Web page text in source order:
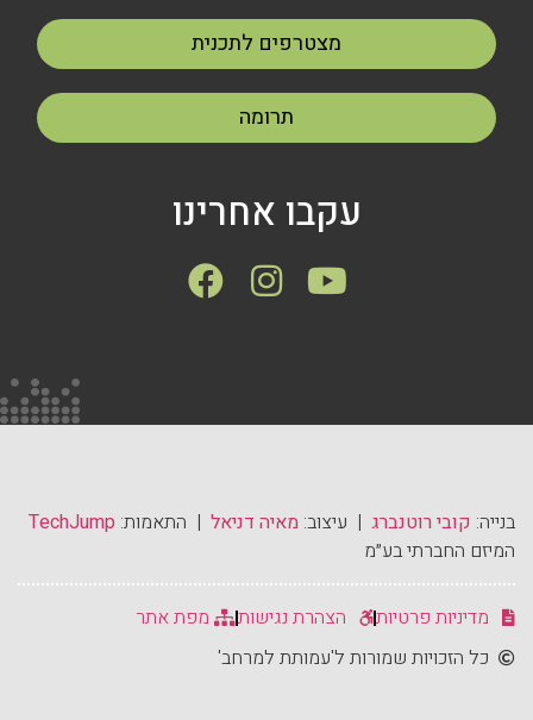
מצטרפים לתכנית
תרומה
עקבו אחרינו
בנייה: קובי רוטנברג | עיצוב: מאיה דניאל | התאמות: TechJump
המיזם החברתי בע״מ
מדיניות פרטיות הצהרת נגישות
מפת אתר
כל הזכויות שמורות ל'עמותת למרחב'